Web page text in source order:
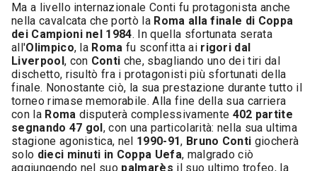
Ma a livello internazionale Conti fu protagonista anche
nella cavalcata che portò la Roma alla finale di Coppa
dei Campioni nel 1984. In quella sfortunata serata
all'Olimpico, la Roma fu sconfitta ai rigori dal
Liverpool, con Conti che, sbagliando uno dei tiri dal
dischetto, risultò fra i protagonisti più sfortunati della
finale. Nonostante ciò, la sua prestazione durante tutto il
torneo rimase memorabile. Alla fine della sua carriera
con la Roma disputerà complessivamente 402 partite
segnando 47 gol, con una particolarità: nella sua ultima
stagione agonistica, nel 1990-91, Bruno Conti giocherà
solo dieci minuti in Coppa Uefa, malgrado ciò
aggiungendo nel suo palmarès il suo ultimo trofeo, la